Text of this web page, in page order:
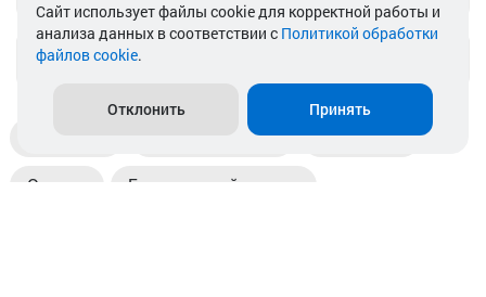
info@akkamulik.by
Пункты выдачи Магазины
Оплата Безналичный расчет
Cайт использует файлы cookie для корректной работы и
анализа данных в соответствии с Политикой обработки
файлов cookie.
Отклонить Принять